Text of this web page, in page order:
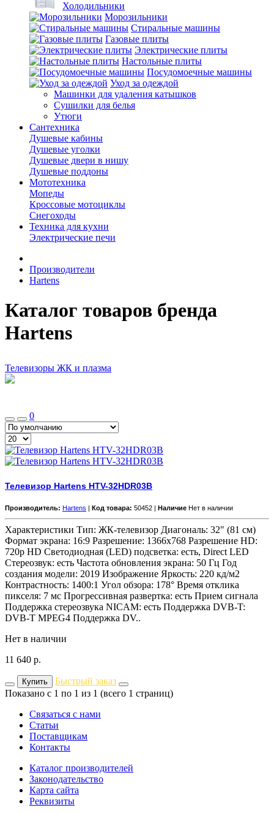
Холодильники
Морозильники
Стиральные машины
Газовые плиты
Электрические плиты
Настольные плиты
Посудомоечные машины
Уход за одеждой
Машинки для удаления катышков
Сушилки для белья
Утюги
Сантехника
Душевые кабины
Душевые уголки
Душевые двери в нишу
Душевые поддоны
Мототехника
Мопеды
Кроссовые мотоциклы
Снегоходы
Техника для кухни
Электрические печи
Производители
Hartens
Каталог товаров бренда
Hartens
Телевизоры ЖК и плазма
0
Телевизор Hartens HTV-32HDR03B
Производитель: Hartens | Код товара: 50452 | Наличие Нет в наличии
Характеристики Тип: ЖК-телевизор Диагональ: 32" (81 см)
Формат экрана: 16:9 Разрешение: 1366x768 Разрешение HD:
720p HD Светодиодная (LED) подсветка: есть, Direct LED
Стереозвук: есть Частота обновления экрана: 50 Гц Год
создания модели: 2019 Изображение Яркость: 220 кд/м2
Контрастность: 1400:1 Угол обзора: 178° Время отклика
пикселя: 7 мс Прогрессивная развертка: есть Прием сигнала
Поддержка стереозвука NICAM: есть Поддержка DVB-T:
DVB-T MPEG4 Поддержка DV..
Нет в наличии
11 640 р.
Купить
Быстрый заказ
Показано с 1 по 1 из 1 (всего 1 страниц)
Связаться с нами
Статьи
Поставщикам
Контакты
Каталог производителей
Законодательство
Карта сайта
Реквизиты